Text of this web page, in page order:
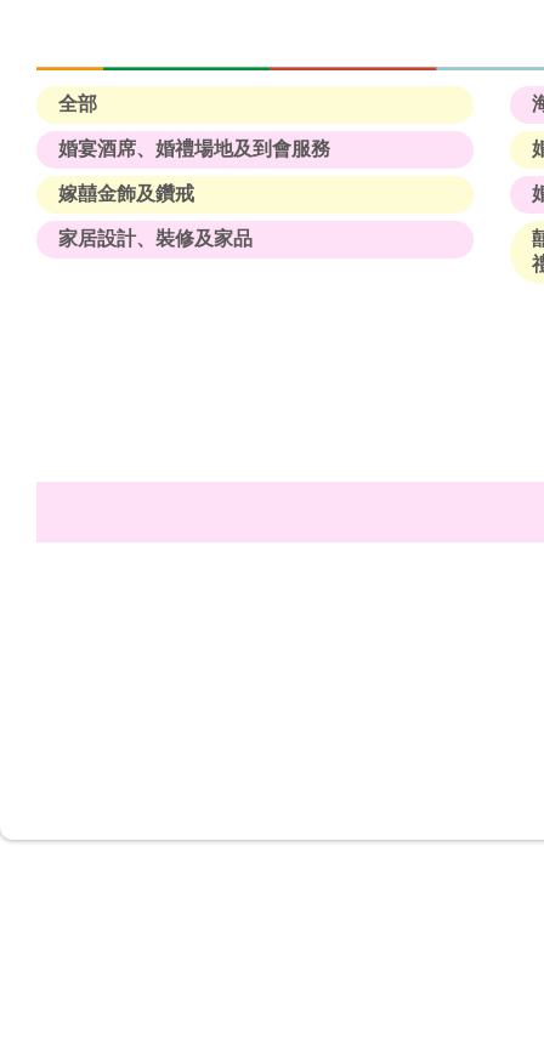
全部
婚宴酒席、婚禮場地及到會服務
嫁囍金飾及鑽戒
家居設計、裝修及家品